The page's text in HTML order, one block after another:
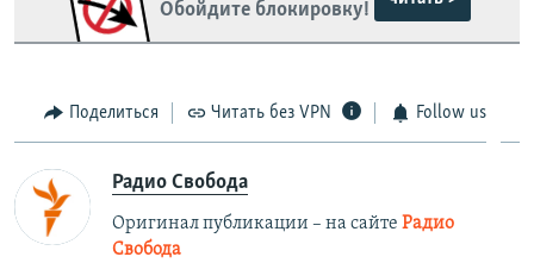
Обойдите блокировку!
Поделиться Читать без VPN Follow us
Радио Свобода
Оригинал публикации – на сайте Радио
Свобода